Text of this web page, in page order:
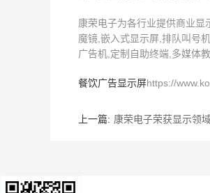
康荣电子为各行业提供商业
魔镜,嵌入式显示屏,排队叫号
广告机,定制自助终端,多媒体
餐饮广告显示屏https://
上一篇: 康荣电子荣获显示领